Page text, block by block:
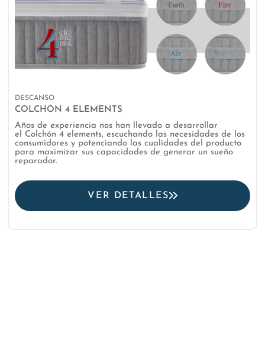
DESCANSO
COLCHÓN 4 ELEMENTS
Años de experiencia nos han llevado a desarrollar
el Colchón 4 elements, escuchando las necesidades de los
consumidores y potenciando las cualidades del producto
para maximizar sus capacidades de generar un sueño
reparador.
VER DETALLES